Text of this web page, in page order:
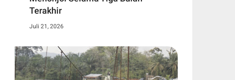
Terakhir
Juli 21, 2026